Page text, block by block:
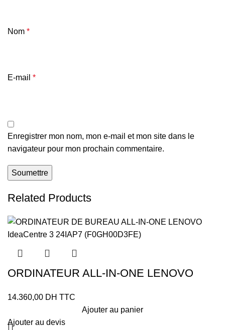
Nom *
E-mail *
Enregistrer mon nom, mon e-mail et mon site dans le
navigateur pour mon prochain commentaire.
Related Products
ORDINATEUR ALL-IN-ONE LENOVO
14.360,00 DH TTC
Ajouter au panier
Ajouter au devis